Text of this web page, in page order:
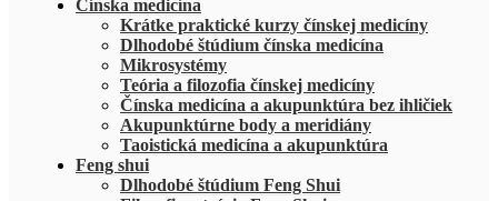
Čínska medicína
Krátke praktické kurzy čínskej medicíny
Dlhodobé štúdium čínska medicína
Mikrosystémy
Teória a filozofia čínskej medicíny
Čínska medicína a akupunktúra bez ihličiek
Akupunktúrne body a meridiány
Taoistická medicína a akupunktúra
Feng shui
Dlhodobé štúdium Feng Shui